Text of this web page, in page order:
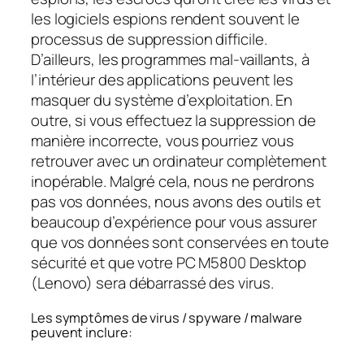
les logiciels espions rendent souvent le
processus de suppression difficile.
D’ailleurs, les programmes mal-vaillants, à
l’intérieur des applications peuvent les
masquer du système d’exploitation. En
outre, si vous effectuez la suppression de
manière incorrecte, vous pourriez vous
retrouver avec un ordinateur complètement
inopérable. Malgré cela, nous ne perdrons
pas vos données, nous avons des outils et
beaucoup d’expérience pour vous assurer
que vos données sont conservées en toute
sécurité et que votre PC M5800 Desktop
(Lenovo) sera débarrassé des virus.
Les symptômes de virus / spyware / malware
peuvent inclure: